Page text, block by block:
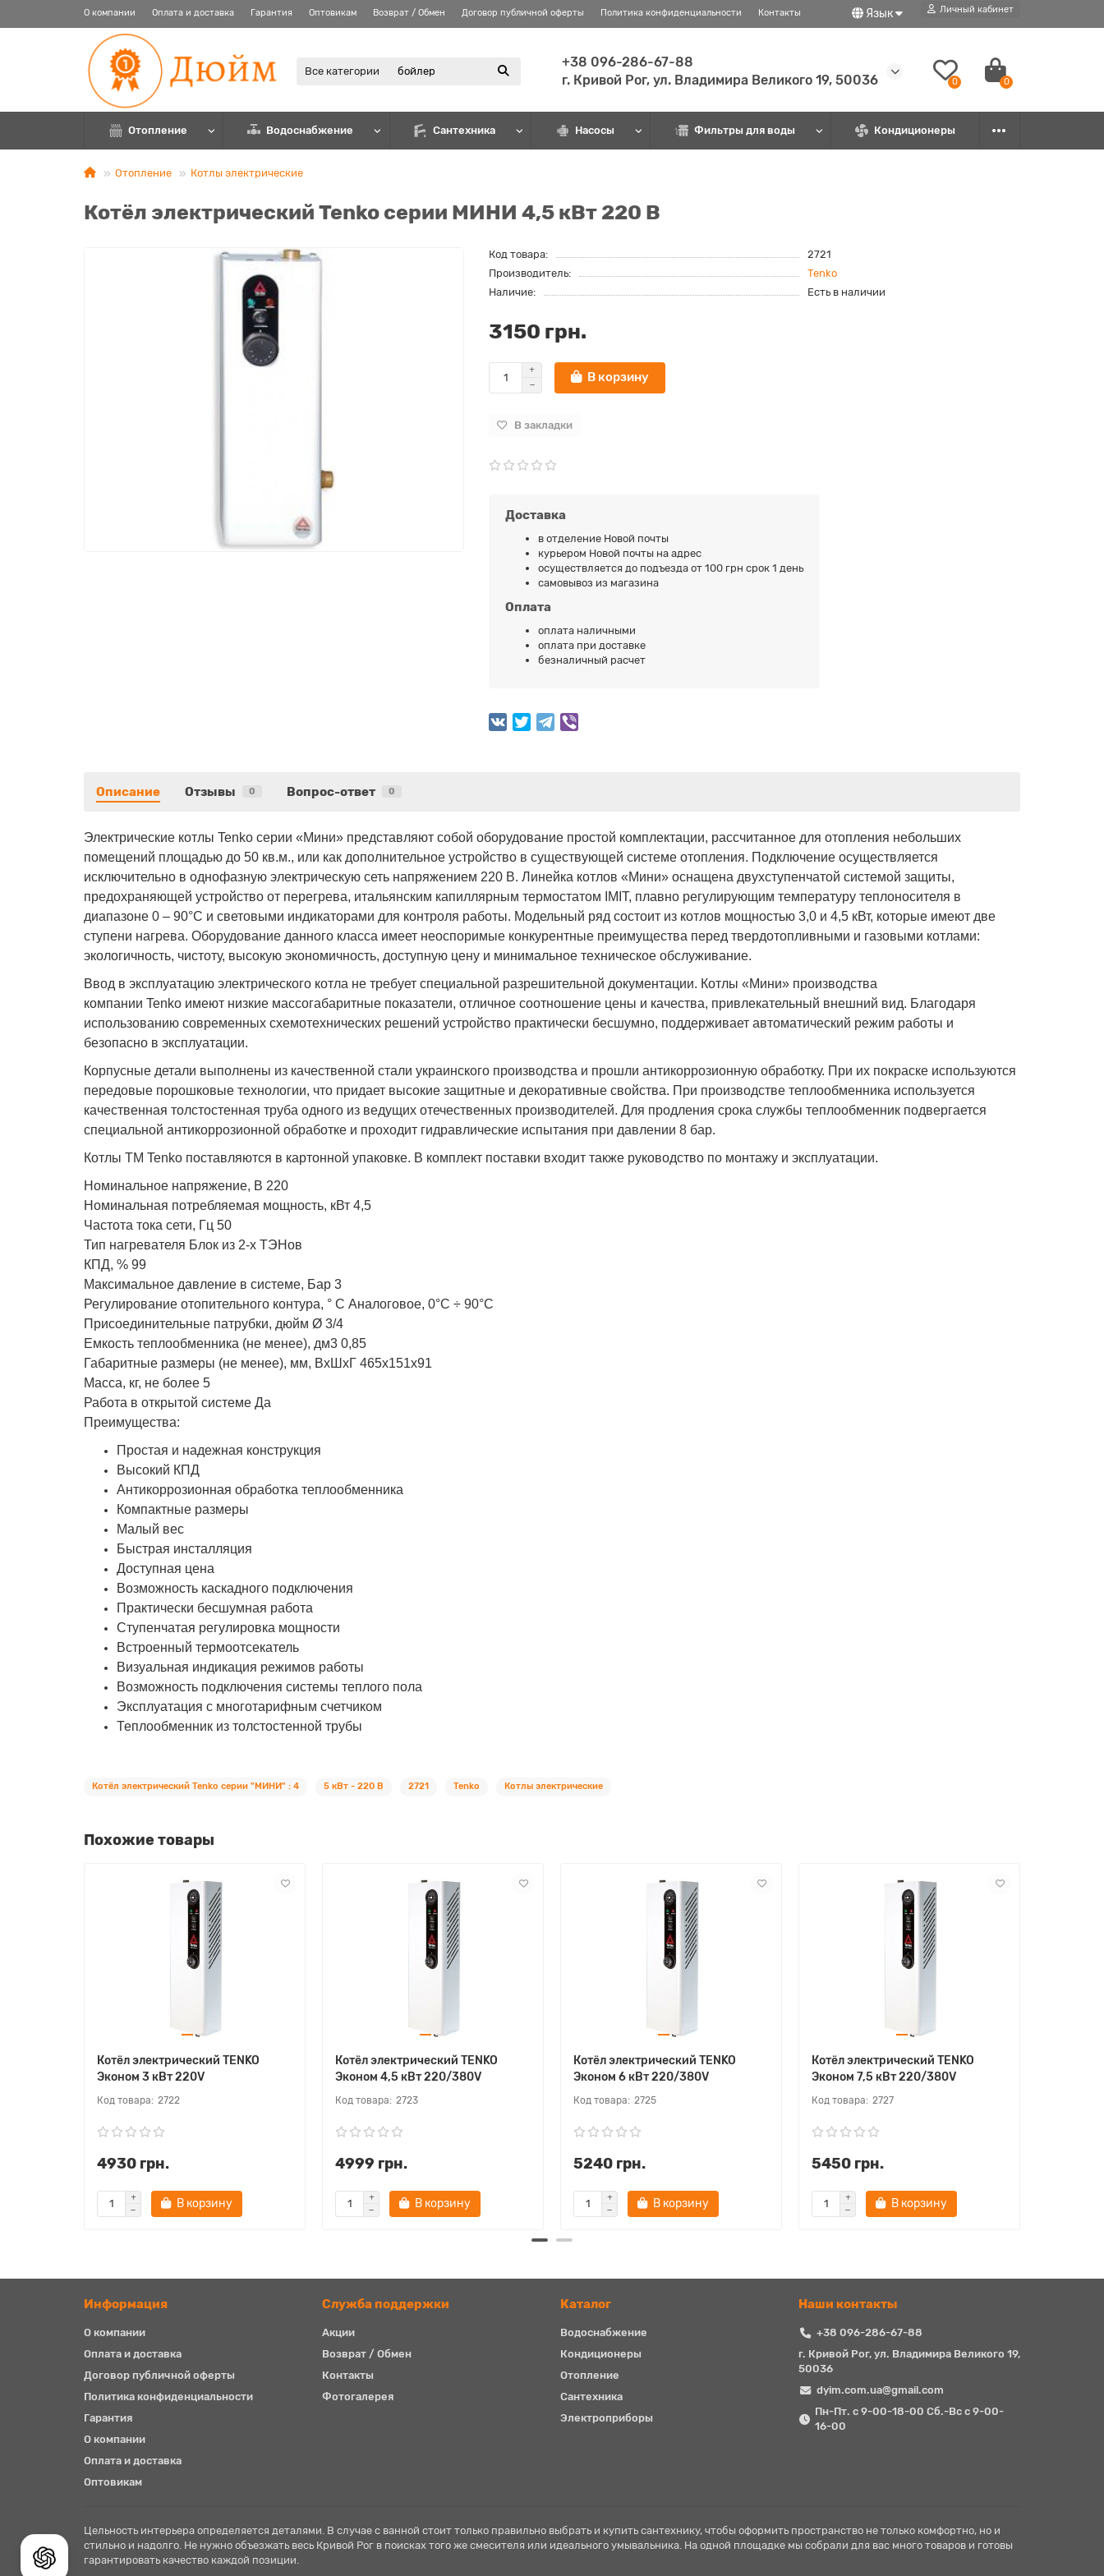
О компании Оплата и доставка Гарантия Оптовикам Возврат / Обмен Договор публичной оферты Политика конфиденциальности Контакты Язык Личный кабинет
Все категории
+38 096-286-67-88
г. Кривой Рог, ул. Владимира Великого 19, 50036
0 0
Отопление Водоснабжение Сантехника Насосы Фильтры для воды Кондиционеры
Отопление Котлы электрические
Котёл электрический Tenko серии МИНИ 4,5 кВт 220 В
Код товара:
2721
Производитель:
Tenko
Наличие:
Есть в наличии
3150 грн.
В корзину
В закладки
Доставка
в отделение Новой почты
курьером Новой почты на адрес
осуществляется до подъезда от 100 грн срок 1 день
самовывоз из магазина
Оплата
оплата наличными
оплата при доставке
безналичный расчет
Описание Отзывы 0 Вопрос-ответ 0
Электрические котлы Tenko серии «Мини» представляют собой оборудование простой комплектации, рассчитанное для отопления небольших
помещений площадью до 50 кв.м., или как дополнительное устройство в существующей системе отопления. Подключение осуществляется
исключительно в однофазную электрическую сеть напряжением 220 В. Линейка котлов «Мини» оснащена двухступенчатой системой защиты,
предохраняющей устройство от перегрева, итальянским капиллярным термостатом IMIT, плавно регулирующим температуру теплоносителя в
диапазоне 0 – 90°С и световыми индикаторами для контроля работы. Модельный ряд состоит из котлов мощностью 3,0 и 4,5 кВт, которые имеют две
ступени нагрева. Оборудование данного класса имеет неоспоримые конкурентные преимущества перед твердотопливными и газовыми котлами:
экологичность, чистоту, высокую экономичность, доступную цену и минимальное техническое обслуживание.
Ввод в эксплуатацию электрического котла не требует специальной разрешительной документации. Котлы «Мини» производства
компании Tenko имеют низкие массогабаритные показатели, отличное соотношение цены и качества, привлекательный внешний вид. Благодаря
использованию современных схемотехнических решений устройство практически бесшумно, поддерживает автоматический режим работы и
безопасно в эксплуатации.
Корпусные детали выполнены из качественной стали украинского производства и прошли антикоррозионную обработку. При их покраске используются
передовые порошковые технологии, что придает высокие защитные и декоративные свойства. При производстве теплообменника используется
качественная толстостенная труба одного из ведущих отечественных производителей. Для продления срока службы теплообменник подвергается
специальной антикоррозионной обработке и проходит гидравлические испытания при давлении 8 бар.
Котлы ТМ Tenko поставляются в картонной упаковке. В комплект поставки входит также руководство по монтажу и эксплуатации.
Номинальное напряжение, В 220
Номинальная потребляемая мощность, кВт 4,5
Частота тока сети, Гц 50
Тип нагревателя Блок из 2-х ТЭНов
КПД, % 99
Максимальное давление в системе, Бар 3
Регулирование отопительного контура, ° С Аналоговое, 0°С ÷ 90°С
Присоединительные патрубки, дюйм Ø 3/4
Емкость теплообменника (не менее), дм3 0,85
Габаритные размеры (не менее), мм, ВхШхГ 465x151x91
Масса, кг, не более 5
Работа в открытой системе Да
Преимущества:
Простая и надежная конструкция
Высокий КПД
Антикоррозионная обработка теплообменника
Компактные размеры
Малый вес
Быстрая инсталляция
Доступная цена
Возможность каскадного подключения
Практически бесшумная работа
Ступенчатая регулировка мощности
Встроенный термоотсекатель
Визуальная индикация режимов работы
Возможность подключения системы теплого пола
Эксплуатация с многотарифным счетчиком
Теплообменник из толстостенной трубы
Котёл электрический Tenko серии "МИНИ" : 4 5 кВт - 220 В 2721 Tenko Котлы электрические
Похожие товары
Котёл электрический TENKO
Эконом 3 кВт 220V
2722
4930 грн.
В корзину
Котёл электрический TENKO
Эконом 4,5 кВт 220/380V
2723
4999 грн.
В корзину
Котёл электрический TENKO
Эконом 6 кВт 220/380V
2725
5240 грн.
В корзину
Котёл электрический TENKO
Эконом 7,5 кВт 220/380V
2727
5450 грн.
В корзину
Информация
О компании
Оплата и доставка
Договор публичной оферты
Политика конфиденциальности
Гарантия
О компании
Оплата и доставка
Оптовикам
Служба поддержки
Акции
Возврат / Обмен
Контакты
Фотогалерея
Каталог
Водоснабжение
Кондиционеры
Отопление
Сантехника
Электроприборы
Наши контакты
+38 096-286-67-88
г. Кривой Рог, ул. Владимира Великого 19,
50036
dyim.com.ua@gmail.com
Пн-Пт. с 9-00-18-00 Сб.-Вс с 9-00-
16-00
Цельность интерьера определяется деталями. В случае с ванной стоит только правильно выбрать и купить сантехнику, чтобы оформить пространство не только комфортно, но и
стильно и надолго. Не нужно объезжать весь Кривой Рог в поисках того же смесителя или идеального умывальника. На одной площадке мы собрали для вас много товаров и готовы
гарантировать качество каждой позиции.